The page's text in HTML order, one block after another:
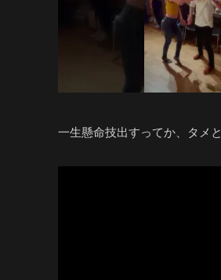
一生懸命技出すってか、タメ